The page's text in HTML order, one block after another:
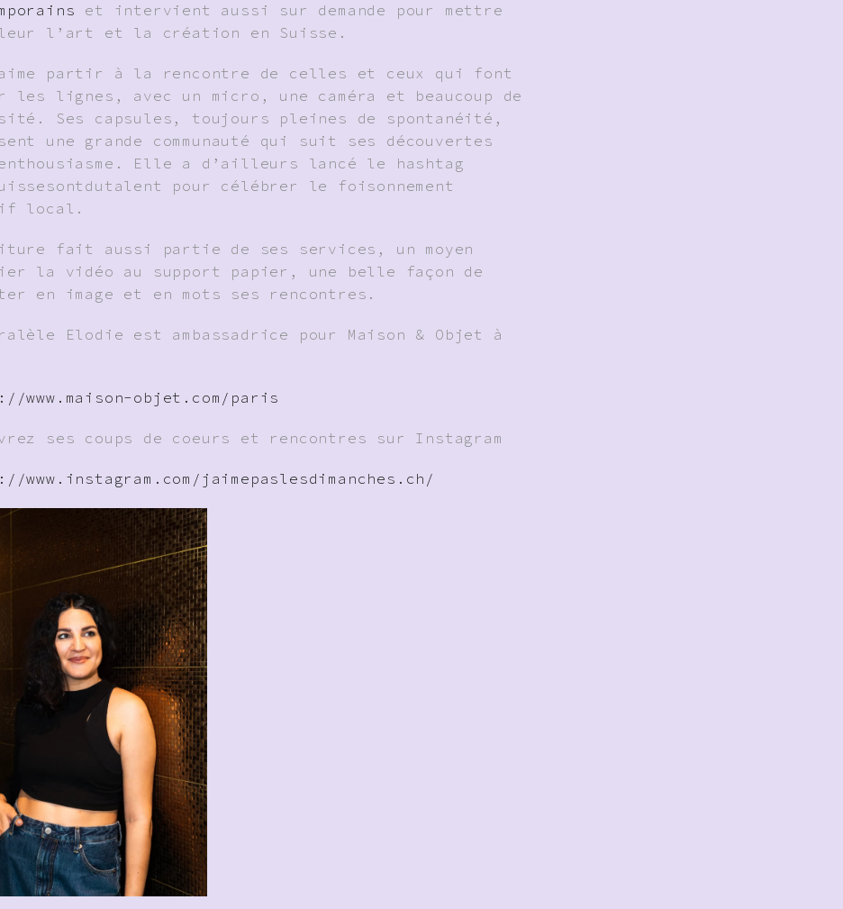
et intervient aussi sur demande pour mettre
l’art et la création en Suisse.
partir à la rencontre de celles et ceux qui font
les lignes, avec un micro, une caméra et beaucoup de
Ses capsules, toujours pleines de spontanéité,
une grande communauté qui suit ses découvertes
Elle a d’ailleurs lancé le hashtag
pour célébrer le foisonnement
local.
fait aussi partie de ses services, un moyen
la vidéo au support papier, une belle façon de
en image et en mots ses rencontres.
Elodie est ambassadrice pour Maison & Objet à
www.maison-objet.com/paris
ses coups de coeurs et rencontres sur Instagram
www.instagram.com/jaimepaslesdimanches.ch/